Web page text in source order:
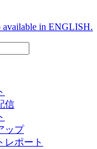
available in ENGLISH.
信
ップ
レポート